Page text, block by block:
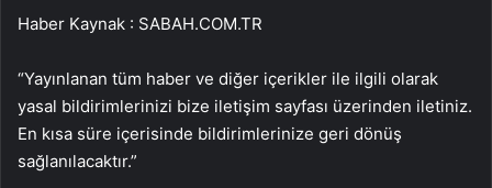
Haber Kaynak : SABAH.COM.TR
“Yayınlanan tüm haber ve diğer içerikler ile ilgili olarak
yasal bildirimlerinizi bize iletişim sayfası üzerinden iletiniz.
En kısa süre içerisinde bildirimlerinize geri dönüş
sağlanılacaktır.”